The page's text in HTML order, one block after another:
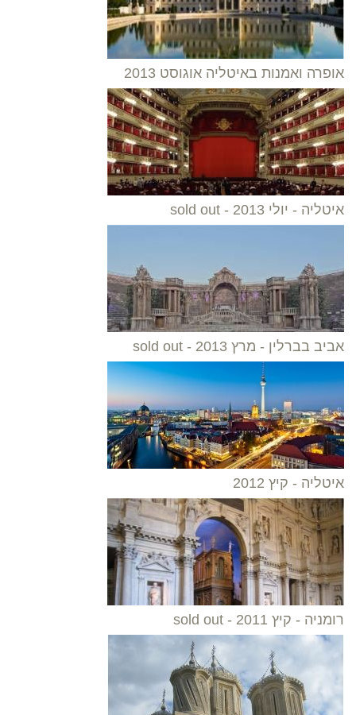
אופרה ואמנות באיטליה אוגוסט 2013
איטליה - יולי 2013 - sold out
אביב בברלין - מרץ 2013 - sold out
איטליה - קיץ 2012
רומניה - קיץ 2011 - sold out